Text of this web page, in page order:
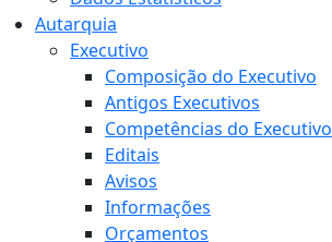
Autarquia
Executivo
Composição do Executivo
Antigos Executivos
Competências do Executivo
Editais
Avisos
Informações
Orçamentos